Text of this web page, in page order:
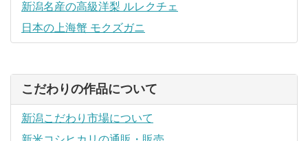
新潟名産の高級洋梨 ルレクチェ
日本の上海蟹 モクズガニ
こだわりの作品について
新潟こだわり市場について